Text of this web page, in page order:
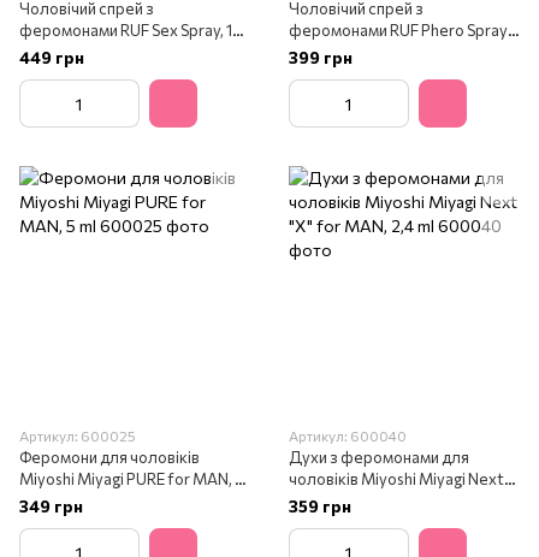
Чоловічий спрей з
феромонами RUF Sex Spray, 15
ml
449 грн
Чоловічий спрей з
феромонами RUF Phero Spray,
15 ml
399 грн
Артикул: 600025
Феромони для чоловіків
Miyoshi Miyagi PURE for MAN, 5
ml
349 грн
Артикул: 600040
Духи з феромонами для
чоловіків Miyoshi Miyagi Next
"X" for MAN, 2,4 ml
359 грн